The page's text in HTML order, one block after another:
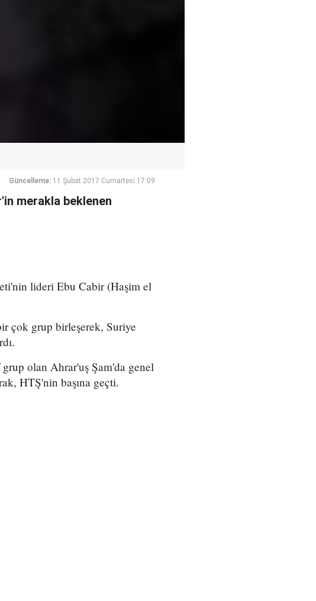
Güncelleme: 11 Şubat 2017 Cumartesi 17:09
merakla beklenen
lideri Ebu Cabir (Haşim el
çok grup birleşerek, Suriye
olan Ahrar'uş Şam'da genel
HTŞ'nin başına geçti.